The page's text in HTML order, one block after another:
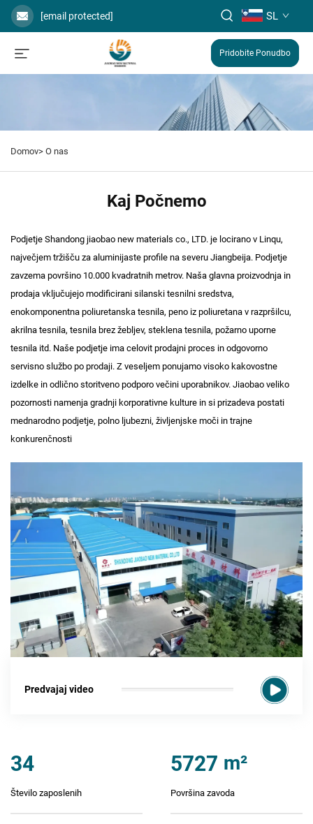
[email protected] SL
Pridobite Ponudbo
Domov> O nas
Kaj Počnemo
Podjetje Shandong jiaobao new materials co., LTD. je locirano v Linqu,
največjem tržišču za aluminijaste profile na severu Jiangbeija. Podjetje
zavzema površino 10.000 kvadratnih metrov. Naša glavna proizvodnja in
prodaja vključujejo modificirani silanski tesnilni sredstva,
enokomponentna poliuretanska tesnila, peno iz poliuretana v razpršilcu,
akrilna tesnila, tesnila brez žebljev, steklena tesnila, požarno uporne
tesnila itd. Naše podjetje ima celovit prodajni proces in odgovorno
servisno službo po prodaji. Z veseljem ponujamo visoko kakovostne
izdelke in odlično storitveno podporo večini uporabnikov. Jiaobao veliko
pozornosti namenja gradnji korporativne kulture in si prizadeva postati
mednarodno podjetje, polno ljubezni, življenjske moči in trajne
konkurenčnosti
Predvajaj video
34
Število zaposlenih
5727 m²
Površina zavoda